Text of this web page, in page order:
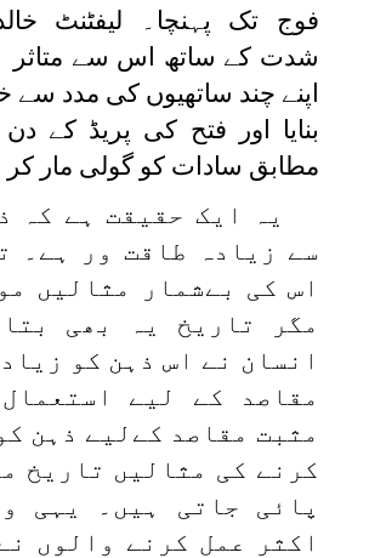
فوج تک پہنچا۔ لیفٹنٹ
شدت کے ساتھ اس سے متاثر
اپنے چند ساتھیوں کی مدد سے
بنایا اور فتح کی پریڈ کے
مطابق سادات کو گولی مار کر
یہ ایک حقیقت ہے کہ
سے زیادہ طاقت ور ہے۔
اس کی بےشمار مثالیں
مگر تاریخ یہ بھی
انسان نے اس ذہن کو
مقاصد کے لیے
مثبت مقاصد کےلیے ذہن
کرنے کی مثالیں تاریخ
پائی جاتی ہیں۔ یہی
اکثر عمل کرنے والوں